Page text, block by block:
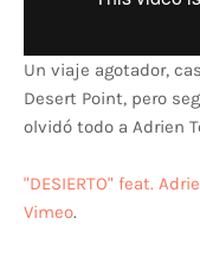
Un viaje agotador,
Desert Point, pero
olvidó todo a Adrien
"DESIERTO" feat.
Vimeo.